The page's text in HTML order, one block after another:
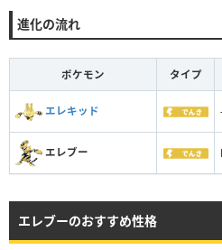
進化の流れ
ポケモン タイプ
エレキッド
エレブー
エレブーのおすすめ性格